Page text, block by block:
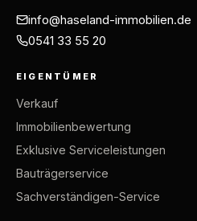
info@haseland-immobilien.de
0541 33 55 20
EIGENTÜMER
Verkauf
Immobilienbewertung
Exklusive Serviceleistungen
Bauträgerservice
Sachverständigen-Service